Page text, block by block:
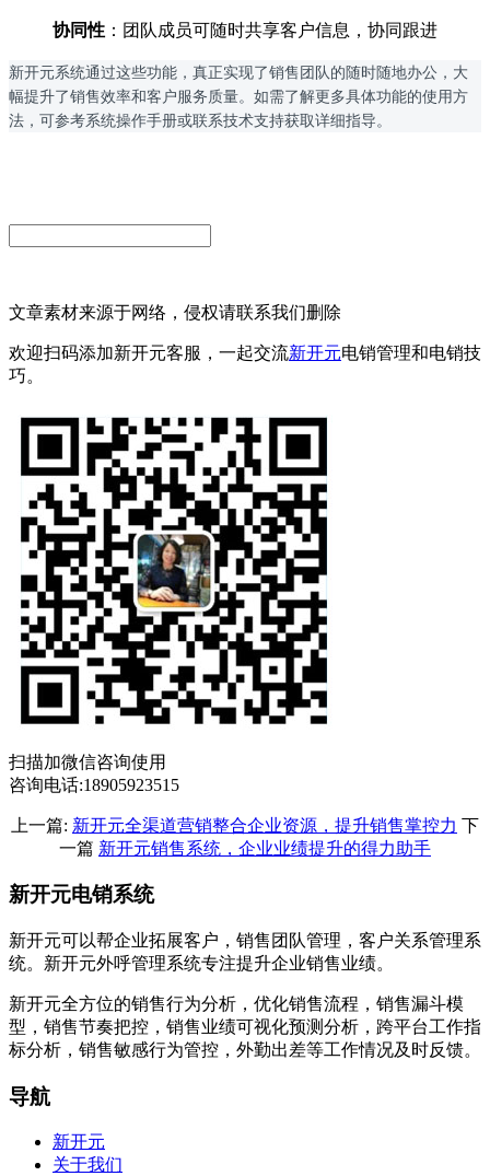
协同性 ：团队成员可随时共享客户信息，协同跟进
新开元系统通过这些功能，真正实现了销售团队的随时随地办公，大
幅提升了销售效率和客户服务质量。如需了解更多具体功能的使用方
法，可参考系统操作手册或联系技术支持获取详细指导。
文章素材来源于网络，侵权请联系我们删除
欢迎扫码添加新开元客服，一起交流新开元电销管理和电销技
巧。
扫描加微信咨询使用
咨询电话:18905923515
上一篇: 新开元全渠道营销整合企业资源，提升销售掌控力 下
一篇 新开元销售系统，企业业绩提升的得力助手
新开元电销系统
新开元可以帮企业拓展客户，销售团队管理，客户关系管理系
统。新开元外呼管理系统专注提升企业销售业绩。
新开元全方位的销售行为分析，优化销售流程，销售漏斗模
型，销售节奏把控，销售业绩可视化预测分析，跨平台工作指
标分析，销售敏感行为管控，外勤出差等工作情况及时反馈。
导航
新开元
关于我们